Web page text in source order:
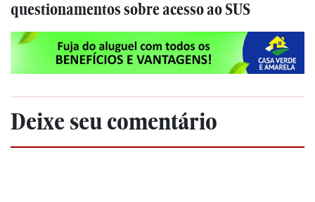
questionamentos sobre acesso ao SUS
Deixe seu comentário